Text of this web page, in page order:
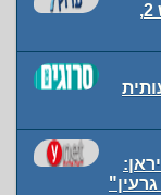
רוכב אופנוע התנגש ברכב עומד בכביש 2,